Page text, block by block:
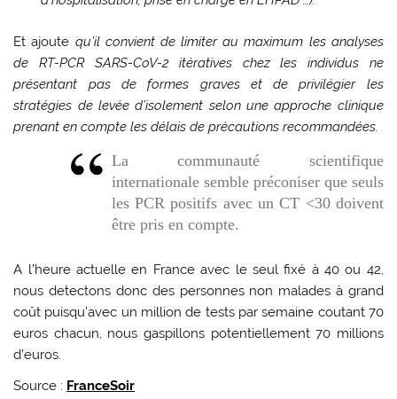
Et ajoute qu’il convient de limiter au maximum les analyses
de RT-PCR SARS-CoV-2 itératives chez les individus ne
présentant pas de formes graves et de privilégier les
stratégies de levée d’isolement selon une approche clinique
prenant en compte les délais de précautions recommandées.
La communauté scientifique
internationale semble préconiser que seuls
les PCR positifs avec un CT <30 doivent
être pris en compte.
A l’heure actuelle en France avec le seul fixé à 40 ou 42,
nous detectons donc des personnes non malades à grand
coût puisqu’avec un million de tests par semaine coutant 70
euros chacun, nous gaspillons potentiellement 70 millions
d’euros.
Source : FranceSoir